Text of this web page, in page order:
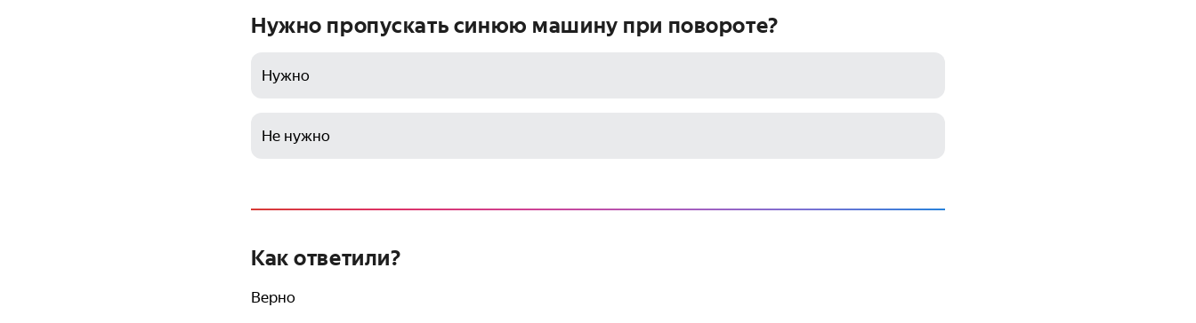
Нужно пропускать синюю машину при повороте?
Нужно
Не нужно
Как ответили?
Верно